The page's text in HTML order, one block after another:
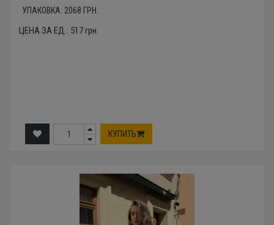
УПАКОВКА: 2068 ГРН.
ЦЕНА ЗА ЕД.: 517грн.
КУПИТЬ